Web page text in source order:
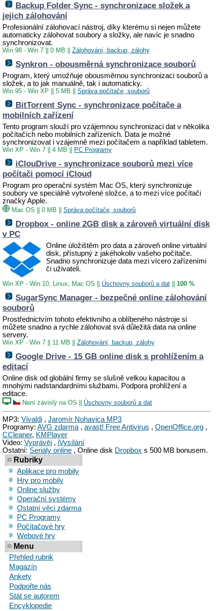
Backup Folder Sync - synchronizace složek a
jejich zálohování
Profesionální zálohovací nástroj, díky kterému si nejen můžete
automaticky zálohovat soubory a složky, ale navíc je snadno
synchronizovat.
Win 98 - Win 7 0 MB Zálohování, backup, zálohy
Synkron - obousměrná synchronizace souborů
Program, který umožňuje obousměrnou synchronizaci souborů a
složek, a to jak manuálně, tak i automaticky.
Win 95 - Win XP 5 MB Správa počítače, souborů
BitTorrent Sync - synchronizace počítače a
mobilních zařízení
Tento program slouží pro vzájemnou synchronizaci dat v několika
počítačích nebo mobilních zařízeních. Data je možné
synchronizovat i vzájemně mezi počítačem a například tabletem.
Win XP - Win 7 4 MB PC Programy
iClouDrive - synchronizace souborů mezi více
počítači pomocí iCloud
Program pro operační systém Mac OS, který synchronizuje
soubory ve speciálně vytvořené složce, a to mezi více počítači
značky Apple.
Mac OS 0 MB Správa počítače, souborů
Dropbox - online 2GB disk a zároveň virtuální disk
v PC
Online úložištěm pro data a zároveň online virtuální
disk, přístupný z jakéhokoliv vašeho počítače.
Snadno synchronizuje data mezi vícero zařízeními
či uživateli.
Win XP - Win 10, Linux, Mac OS Úschovny souborů a dat 100 %
SugarSync Manager - bezpečné online zálohování
souborů
Prostřednictvím tohoto efektivního a oblíbeného nástroje si
můžete snadno a rychle zálohovat svá důležitá data na online
servery.
Win XP - Win 7 11 MB Zálohování, backup, zálohy
Google Drive - 15 GB online disk s prohlížením a
editací
Online disk od globální firmy se slušně velkou kapacitou a
mnohými nadstandardními službami. Podpora prohlížení a
editace.
Není závislý na OS Úschovny souborů a dat
MP3: Vivaldi , Jaromír Nohavica MP3
Programy: AVG zdarma, avast! Free Antivirus , OpenOffice.org ,
CCleaner, KMPlayer
Video: Vyprávěj , iVysílání
Ostatní: Seriály online , Online disk Dropbox s 500 MB bonusem.
Rubriky
Aplikace pro mobily
Hry pro mobily
Online služby
Operační systémy
Ostatní věci zdarma
PC Programy
Počítačové hry
Webové hry
Menu
Přehled rubrik
Magazín
Ankety
Podpořte nás
Stát se autorem
Encyklopedie